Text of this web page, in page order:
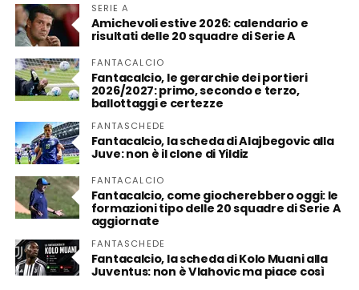
SERIE A
Amichevoli estive 2026: calendario e
risultati delle 20 squadre di Serie A
FANTACALCIO
Fantacalcio, le gerarchie dei portieri
2026/2027: primo, secondo e terzo,
ballottaggi e certezze
FANTASCHEDE
Fantacalcio, la scheda di Alajbegovic alla
Juve: non è il clone di Yildiz
FANTACALCIO
Fantacalcio, come giocherebbero oggi: le
formazioni tipo delle 20 squadre di Serie A
aggiornate
FANTASCHEDE
Fantacalcio, la scheda di Kolo Muani alla
Juventus: non è Vlahovic ma piace così